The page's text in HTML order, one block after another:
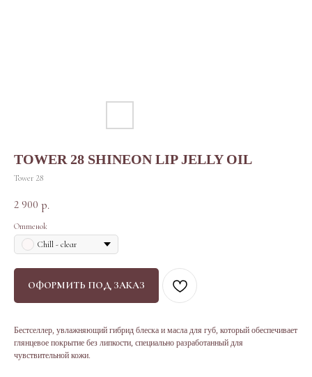
TOWER 28 SHINEON LIP JELLY OIL
Tower 28
2 900 р.
Оттенок
Chill - clear
ОФОРМИТЬ ПОД ЗАКАЗ
Бестселлер, увлажняющий гибрид блеска и масла для губ, который обеспечивает
глянцевое покрытие без липкости, специально разработанный для
чувствительной кожи.